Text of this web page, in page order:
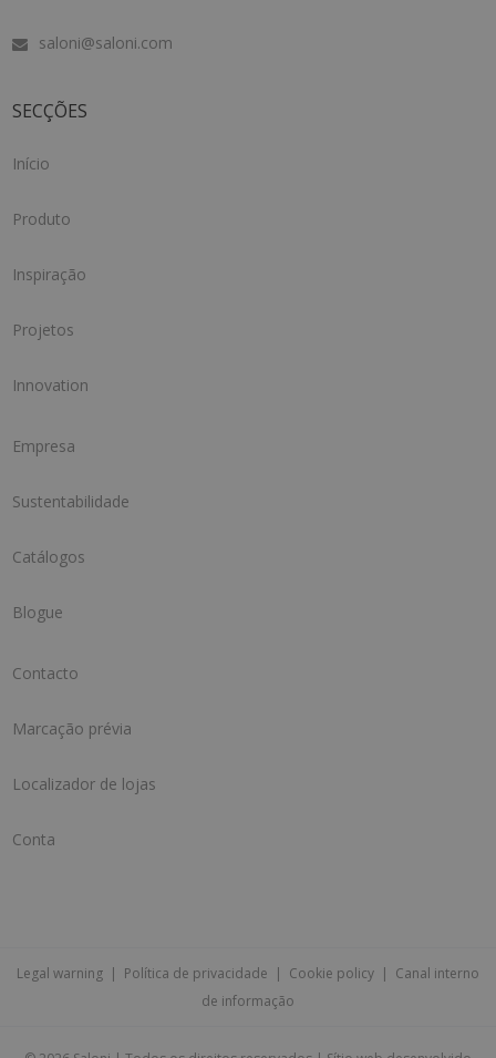
saloni@saloni.com
SECÇÕES
Início
Produto
Inspiração
Projetos
Innovation
Empresa
Sustentabilidade
Catálogos
Blogue
Contacto
Marcação prévia
Localizador de lojas
Conta
Legal warning | Política de privacidade | Cookie policy | Canal interno
de informação